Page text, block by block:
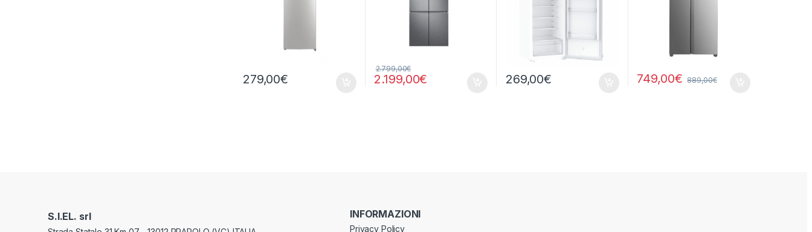
279,00€ 2.199,00€
2.799,00€
269,00€ 749,00€ 889,00€
S.I.EL. srl INFORMAZIONI
Privacy Policy